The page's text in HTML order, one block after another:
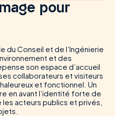
pour
du Conseil et de l’Ingénierie
et des
son espace d’accueil
collaborateurs et visiteurs
et fonctionnel. Un
en avant l’identité forte de
acteurs publics et privés,